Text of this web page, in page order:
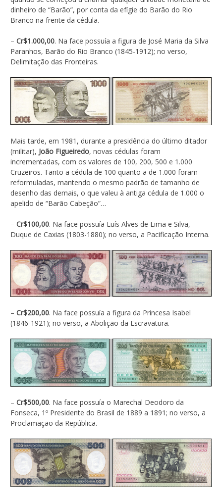
dinheiro de “Barão”, por conta da efígie do Barão do Rio
Branco na frente da cédula.
– Cr$1.000,00. Na face possuía a figura de José Maria da Silva
Paranhos, Barão do Rio Branco (1845-1912); no verso,
Delimitação das Fronteiras.
Mais tarde, em 1981, durante a presidência do último ditador
(militar), João Figueiredo, novas cédulas foram
incrementadas, com os valores de 100, 200, 500 e 1.000
Cruzeiros. Tanto a cédula de 100 quanto a de 1.000 foram
reformuladas, mantendo o mesmo padrão de tamanho de
desenho das demais, o que valeu à antiga cédula de 1.000 o
apelido de “Barão Cabeção”…
– Cr$100,00. Na face possuía Luís Alves de Lima e Silva,
Duque de Caxias (1803-1880); no verso, a Pacificação Interna.
– Cr$200,00. Na face possuía a figura da Princesa Isabel
(1846-1921); no verso, a Abolição da Escravatura.
– Cr$500,00. Na face possuía o Marechal Deodoro da
Fonseca, 1º Presidente do Brasil de 1889 a 1891; no verso, a
Proclamação da República.